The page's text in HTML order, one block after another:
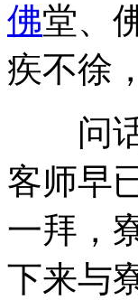
佛堂、
疾不徐
问话
客师早
一拜，
下来与